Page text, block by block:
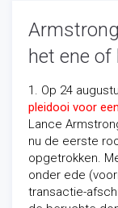
het ene of
1. Op 24
pleidooi voor
Lance
nu de eerste
opgetrokken.
onder ede
transactie-